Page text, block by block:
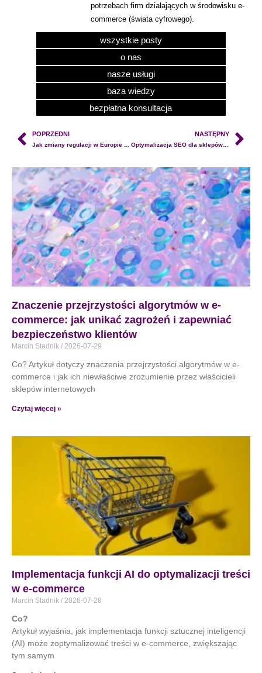
potrzebach firm działających w środowisku e-
commerce (świata cyfrowego).
wszystkie posty
o nas
nasze usługi
baza wiedzy
bezpłatna konsultacja
POPRZEDNI
Jak zmiany regulacji w Europie mogą wpłynąć na strategię cyfrową sklepów internetowych i e-commerce
NASTĘPNY
Optymalizacja SEO dla sklepów internetowych z nowymi funkcjami Google Search Console w AI
Znaczenie przejrzystości algorytmów w e-
commerce: jak unikać zagrożeń i zapewniać
bezpieczeństwo klientów
Marcin Stadnik 2026-07-29
Co? Artykuł dotyczy znaczenia przejrzystości algorytmów w e-
commerce i jak ich niewłaściwe zrozumienie przez właścicieli
sklepów internetowych
Czytaj więcej »
Implementacja funkcji AI do optymalizacji treści
w e-commerce
Marcin Stadnik 2026-07-28
Co?
Artykuł wyjaśnia, jak implementacja funkcji sztucznej inteligencji
(AI) może zoptymalizować treści w e-commerce, zwiększając
tym samym